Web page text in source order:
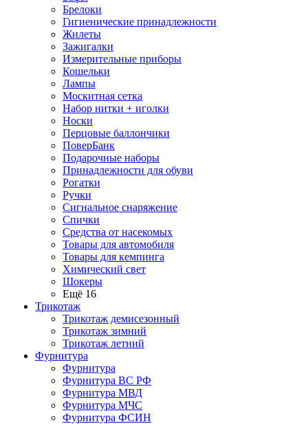
Брелоки
Гигиенические принадлежности
Жилеты
Зажигалки
Измерительные приборы
Кошельки
Лампы
Москитная сетка
Набор нитки + иголки
Носки
Перцовые баллончики
ПоверБанк
Подарочные наборы
Принадлежности для обуви
Рогатки
Ручки
Сигнальное снаряжение
Спички
Средства от насекомых
Товары для автомобиля
Товары для кемпинга
Химический свет
Шокеры
Ещё 16
Трикотаж
Трикотаж демисезонный
Трикотаж зимний
Трикотаж летний
Фурнитура
Фурнитура
Фурнитура ВС РФ
Фурнитура МВД
Фурнитура МЧС
Фурнитура ФСИН